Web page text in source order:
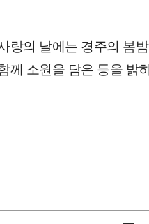
랑의 날에는 경주의 봄
께 소원을 담은 등을 밝